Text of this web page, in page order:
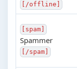
[/offline]
[spam]
Spammer
[/spam]